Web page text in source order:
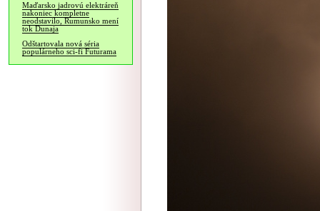
Maďarsko jadrovú elektráreň
nakoniec kompletne
neodstavilo, Rumunsko mení
tok Dunaja
Odštartovala nová séria
populárneho sci-fi Futurama